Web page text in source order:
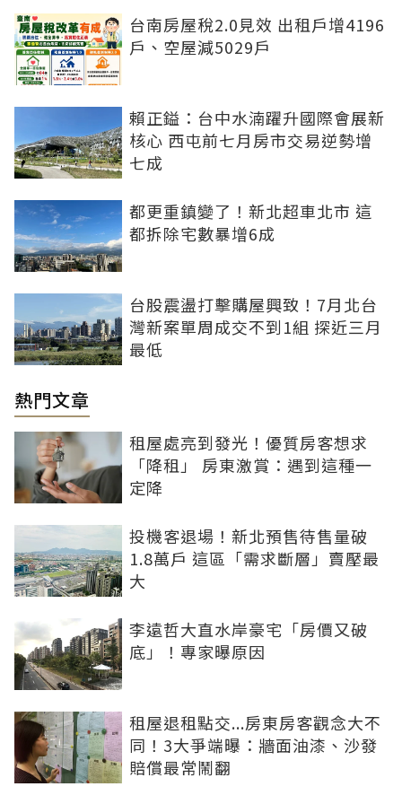
台南房屋稅2.0見效 出租戶增4196
戶、空屋減5029戶
賴正鎰：台中水湳躍升國際會展新
核心 西屯前七月房市交易逆勢增
七成
都更重鎮變了！新北超車北市 這
都拆除宅數暴增6成
台股震盪打擊購屋興致！7月北台
灣新案單周成交不到1組 探近三月
最低
熱門文章
租屋處亮到發光！優質房客想求
「降租」 房東激賞：遇到這種一
定降
投機客退場！新北預售待售量破
1.8萬戶 這區「需求斷層」賣壓最
大
李遠哲大直水岸豪宅「房價又破
底」！專家曝原因
租屋退租點交...房東房客觀念大不
同！3大爭端曝：牆面油漆、沙發
賠償最常鬧翻